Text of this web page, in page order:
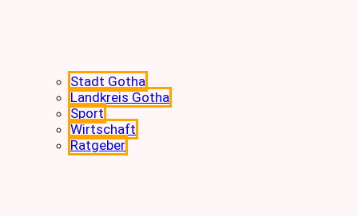
Stadt Gotha
Landkreis Gotha
Sport
Wirtschaft
Ratgeber